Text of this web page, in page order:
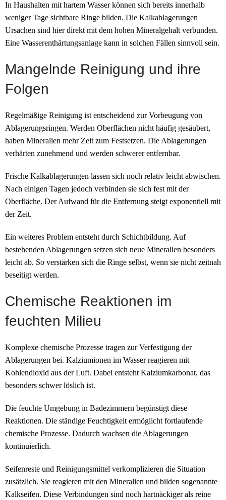
In Haushalten mit hartem Wasser können sich bereits innerhalb
weniger Tage sichtbare Ringe bilden. Die Kalkablagerungen
Ursachen sind hier direkt mit dem hohen Mineralgehalt verbunden.
Eine Wasserenthärtungsanlage kann in solchen Fällen sinnvoll sein.
Mangelnde Reinigung und ihre
Folgen
Regelmäßige Reinigung ist entscheidend zur Vorbeugung von
Ablagerungsringen. Werden Oberflächen nicht häufig gesäubert,
haben Mineralien mehr Zeit zum Festsetzen. Die Ablagerungen
verhärten zunehmend und werden schwerer entfernbar.
Frische Kalkablagerungen lassen sich noch relativ leicht abwischen.
Nach einigen Tagen jedoch verbinden sie sich fest mit der
Oberfläche. Der Aufwand für die Entfernung steigt exponentiell mit
der Zeit.
Ein weiteres Problem entsteht durch Schichtbildung. Auf
bestehenden Ablagerungen setzen sich neue Mineralien besonders
leicht ab. So verstärken sich die Ringe selbst, wenn sie nicht zeitnah
beseitigt werden.
Chemische Reaktionen im
feuchten Milieu
Komplexe chemische Prozesse tragen zur Verfestigung der
Ablagerungen bei. Kalziumionen im Wasser reagieren mit
Kohlendioxid aus der Luft. Dabei entsteht Kalziumkarbonat, das
besonders schwer löslich ist.
Die feuchte Umgebung in Badezimmern begünstigt diese
Reaktionen. Die ständige Feuchtigkeit ermöglicht fortlaufende
chemische Prozesse. Dadurch wachsen die Ablagerungen
kontinuierlich.
Seifenreste und Reinigungsmittel verkomplizieren die Situation
zusätzlich. Sie reagieren mit den Mineralien und bilden sogenannte
Kalkseifen. Diese Verbindungen sind noch hartnäckiger als reine